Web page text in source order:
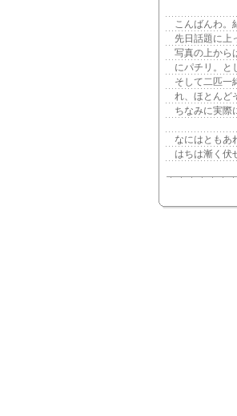
こんばんわ。
先日話題に上
写真の上から
にパチリ。と
そして二匹一
れ、ほとんど
ちなみに実際
なにはともあ
はちは漸く伏